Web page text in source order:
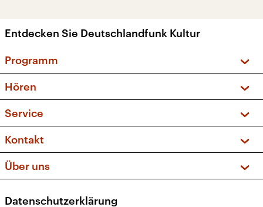
Entdecken Sie Deutschlandfunk Kultur
Programm
Sendungen und Podcasts
Musikliste
Kakadu – Das Kinderprogramm
Hören
Frequenzen (UKW + DAB+)
Service
FAQ
Apps
Newsletter
Kontakt
Social Media
Über uns
Datenschutzerklärung